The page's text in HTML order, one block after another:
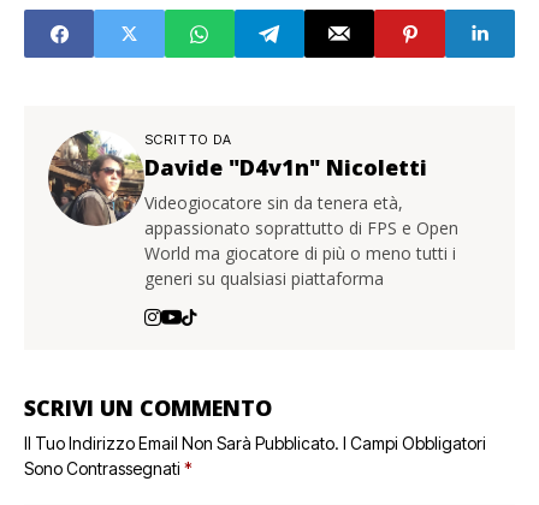
SCRITTO DA
Davide "D4v1n" Nicoletti
Videogiocatore sin da tenera età,
appassionato soprattutto di FPS e Open
World ma giocatore di più o meno tutti i
generi su qualsiasi piattaforma
SCRIVI UN COMMENTO
Il Tuo Indirizzo Email Non Sarà Pubblicato. I Campi Obbligatori
Sono Contrassegnati *